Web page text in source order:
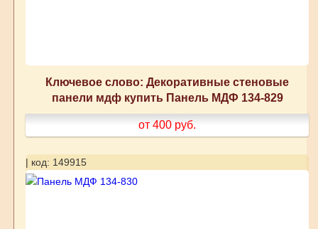
Ключевое слово: Декоративные стеновые
панели мдф купить Панель МДФ 134-829
от 400 руб.
| код: 149915